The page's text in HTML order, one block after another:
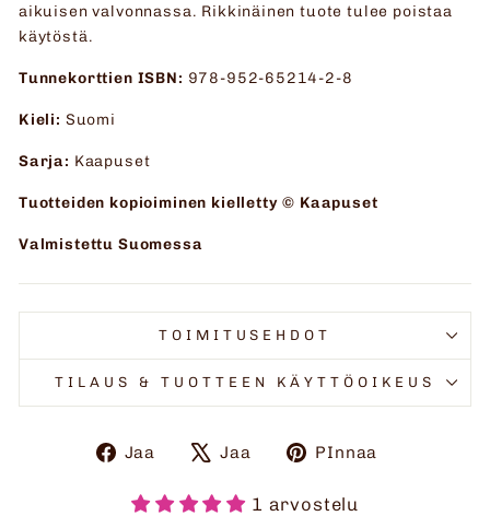
aikuisen valvonnassa. Rikkinäinen tuote tulee poistaa
käytöstä.
Tunnekorttien ISBN: 978-952-65214-2-8
Kieli: Suomi
Sarja: Kaapuset
Tuotteiden kopioiminen kielletty © Kaapuset
Valmistettu Suomessa
TOIMITUSEHDOT
TILAUS & TUOTTEEN KÄYTTÖOIKEUS
Jaa
Jaa
Jaa
TwiittaaPInnaa
1 arvostelu